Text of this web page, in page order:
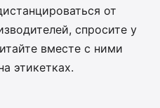
от
спросите у
вместе с ними
этикетках.